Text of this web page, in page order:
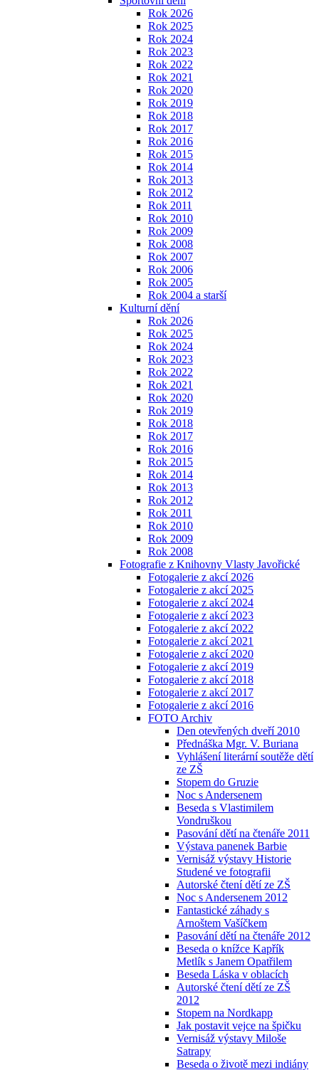
Rok 2026
Rok 2025
Rok 2024
Rok 2023
Rok 2022
Rok 2021
Rok 2020
Rok 2019
Rok 2018
Rok 2017
Rok 2016
Rok 2015
Rok 2014
Rok 2013
Rok 2012
Rok 2011
Rok 2010
Rok 2009
Rok 2008
Rok 2007
Rok 2006
Rok 2005
Rok 2004 a starší
Kulturní dění
Rok 2026
Rok 2025
Rok 2024
Rok 2023
Rok 2022
Rok 2021
Rok 2020
Rok 2019
Rok 2018
Rok 2017
Rok 2016
Rok 2015
Rok 2014
Rok 2013
Rok 2012
Rok 2011
Rok 2010
Rok 2009
Rok 2008
Fotografie z Knihovny Vlasty Javořické
Fotogalerie z akcí 2026
Fotogalerie z akcí 2025
Fotogalerie z akcí 2024
Fotogalerie z akcí 2023
Fotogalerie z akcí 2022
Fotogalerie z akcí 2021
Fotogalerie z akcí 2020
Fotogalerie z akcí 2019
Fotogalerie z akcí 2018
Fotogalerie z akcí 2017
Fotogalerie z akcí 2016
FOTO Archiv
Den otevřených dveří 2010
Přednáška Mgr. V. Buriana
Vyhlášení literární soutěže dětí
ze ZŠ
Stopem do Gruzie
Noc s Andersenem
Beseda s Vlastimilem
Vondruškou
Pasování dětí na čtenáře 2011
Výstava panenek Barbie
Vernisáž výstavy Historie
Studené ve fotografii
Autorské čtení dětí ze ZŠ
Noc s Andersenem 2012
Fantastické záhady s
Arnoštem Vašíčkem
Pasování dětí na čtenáře 2012
Beseda o knížce Kapřík
Metlík s Janem Opatřilem
Beseda Láska v oblacích
Autorské čtení dětí ze ZŠ
2012
Stopem na Nordkapp
Jak postavit vejce na špičku
Vernisáž výstavy Miloše
Satrapy
Beseda o životě mezi indiány